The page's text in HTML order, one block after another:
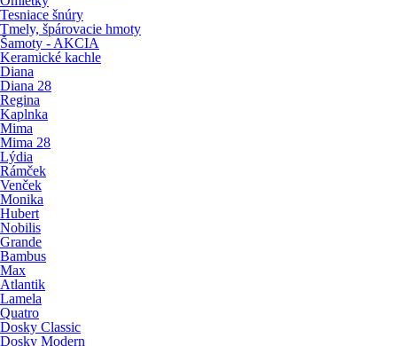
Tesniace šnúry
Tmely, špárovacie hmoty
Šamoty - AKCIA
Keramické kachle
Diana
Diana 28
Regina
Kaplnka
Mima
Mima 28
Lýdia
Rámček
Venček
Monika
Hubert
Nobilis
Grande
Bambus
Max
Atlantik
Lamela
Quatro
Dosky Classic
Dosky Modern